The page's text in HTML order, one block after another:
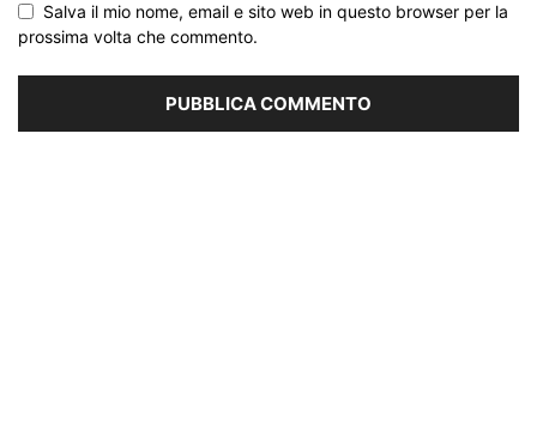
Salva il mio nome, email e sito web in questo browser per la
prossima volta che commento.